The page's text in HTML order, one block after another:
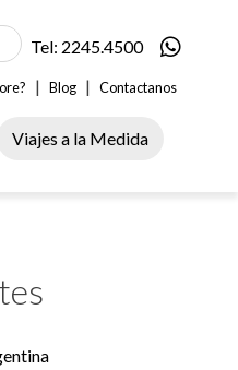
Tel: 2245.4500
| Blog | Contactanos
Viajes a la Medida